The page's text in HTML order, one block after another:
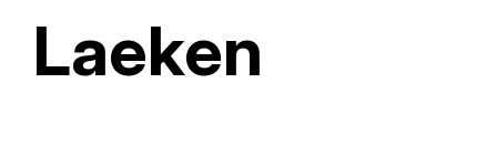
Laeken